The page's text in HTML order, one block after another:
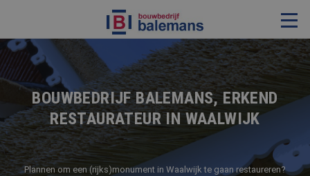
VERBOUWING & RENOVATIE
RESTAURATIE
KOZIJNEN & TIMMERWERK
KLEINERE WERKEN & ONDERHOUD
ADVIES
BOUWBEDRIJF BALEMANS, ERKEND
RESTAURATEUR IN WAALWIJK
Plannen om een (rijks)monument in Waalwijk te gaan restaureren?